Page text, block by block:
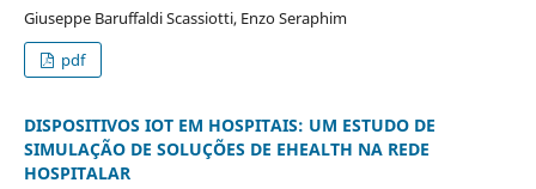
Giuseppe Baruffaldi Scassiotti, Enzo Seraphim
pdf
DISPOSITIVOS IOT EM HOSPITAIS: UM ESTUDO DE
SIMULAÇÃO DE SOLUÇÕES DE EHEALTH NA REDE
HOSPITALAR